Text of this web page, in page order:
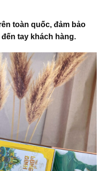
toàn quốc, đảm bảo
tay khách hàng.